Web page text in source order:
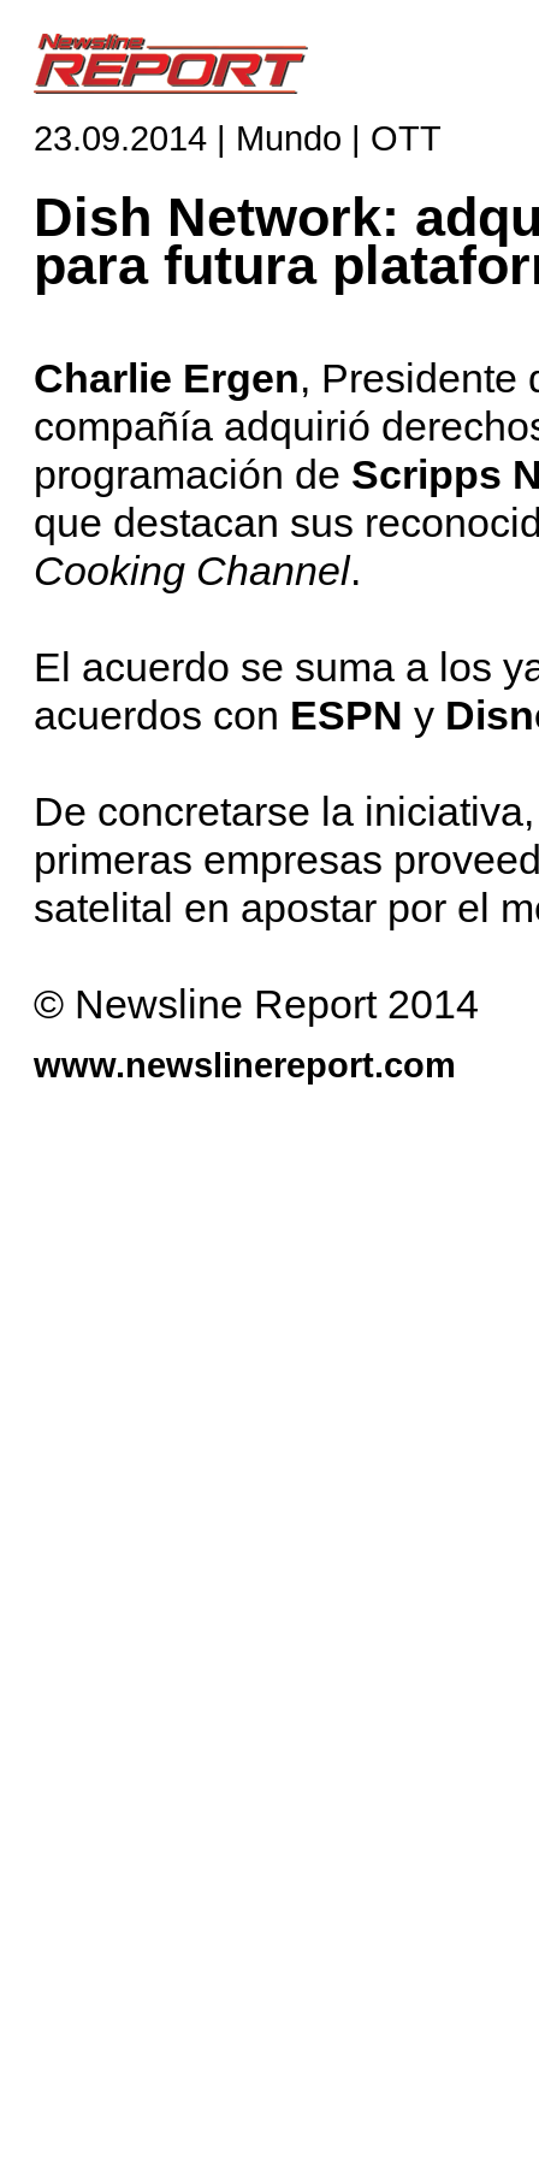
23.09.2014 | Mundo | OTT
Dish Network:
para futura
Charlie Ergen, Presidente
compañía adquirió
programación de Scripps
que destacan sus
Cooking Channel.
El acuerdo se suma a los
acuerdos con ESPN y
De concretarse la
primeras empresas
satelital en apostar por el
© Newsline Report 2014
www.newslinereport.com